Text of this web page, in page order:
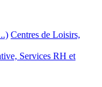
Centres de Loisirs,
Services RH et